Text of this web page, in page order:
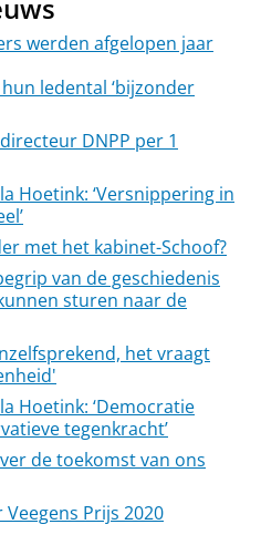
werden afgelopen jaar
ledental ‘bijzonder
DNPP per 1
Hoetink: ‘Versnippering in
met het kabinet-Schoof?
van de geschiedenis
sturen naar de
het vraagt
Hoetink: ‘Democratie
tegenkracht’
de toekomst van ons
Prijs 2020